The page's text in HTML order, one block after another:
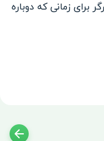
برای زمانی که دوباره